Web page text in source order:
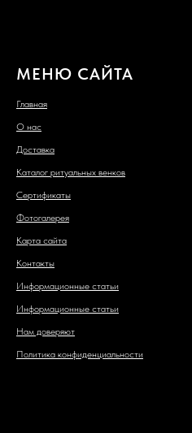
МЕНЮ САЙТА
Главная
О нас
Доставка
Каталог ритуальных венков
Сертификаты
Фотогалерея
Карта сайта
Контакты
Информационные статьи
Информационные статьи
Нам доверяют
Политика конфиденциальности